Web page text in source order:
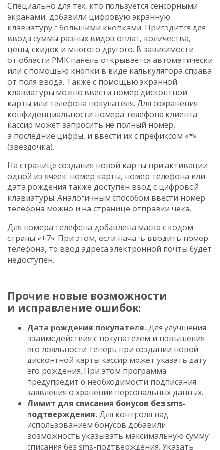
Специально для тех, кто пользуется сенсорными
экранами, добавили цифровую экранную
клавиатуру с большими кнопками. Пригодится для
ввода суммы разных видов оплат, количества,
цены, скидок и многого другого. В зависимости
от области РМК панель открывается автоматически
или с помощью кнопки в виде калькулятора справа
от поля ввода. Также с помощью экранной
клавиатуры можно ввести номер дисконтной
карты или телефона покупателя. Для сохранения
конфиденциальности номера телефона клиента
кассир может запросить не полный номер,
а последние цифры, и ввести их с префиксом «*»
(звездочка).
На странице создания новой карты при активации
одной из ячеек: номер карты, номер телефона или
дата рождения также доступен ввод с цифровой
клавиатуры. Аналогичным способом ввести номер
телефона можно и на странице отправки чека.
Для номера телефона добавлена маска с кодом
страны «+7». При этом, если начать вводить номер
телефона, то ввод адреса электронной почты будет
недоступен.
Прочие новые возможности
и исправление ошибок:
Дата рождения покупателя.Для улучшения
взаимодействия с покупателем и повышения
его лояльности теперь при создании новой
дисконтной карты кассир может указать дату
его рождения. При этом программа
предупредит о необходимости подписания
заявления о хранении персональных данных.
Лимит для списания бонусов без sms-
подтверждения.Для контроля над
использованием бонусов добавили
возможность указывать максимальную сумму
списания без sms-подтверждения. Указать